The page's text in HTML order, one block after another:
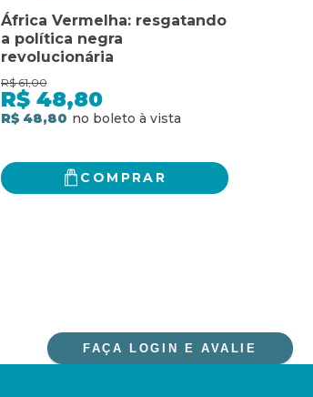
África Vermelha: resgatando
a política negra
revolucionária
R$ 61,00
R$ 48,80
R$ 48,80
COMPRAR
FAÇA LOGIN E AVALIE